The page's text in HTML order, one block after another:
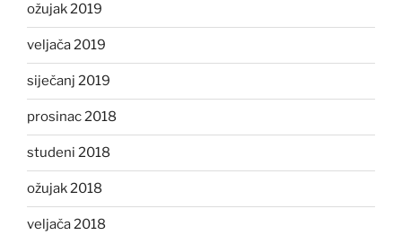
ožujak 2019
veljača 2019
siječanj 2019
prosinac 2018
studeni 2018
ožujak 2018
veljača 2018